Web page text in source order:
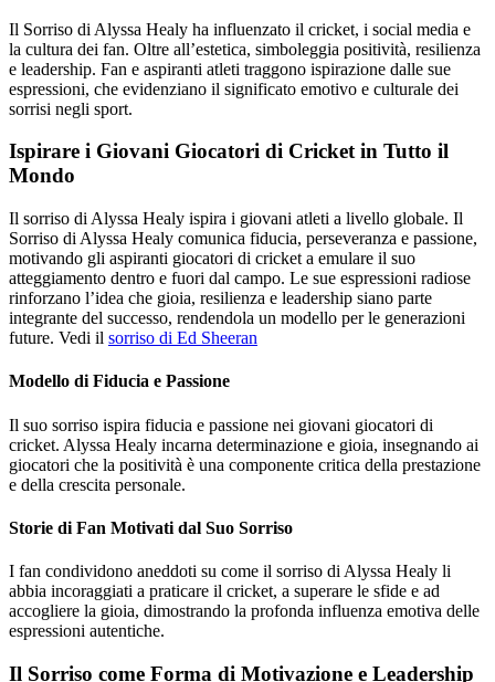
Il Sorriso di Alyssa Healy ha influenzato il cricket, i social media e
la cultura dei fan. Oltre all’estetica, simboleggia positività, resilienza
e leadership. Fan e aspiranti atleti traggono ispirazione dalle sue
espressioni, che evidenziano il significato emotivo e culturale dei
sorrisi negli sport.
Ispirare i Giovani Giocatori di Cricket in Tutto il
Mondo
Il sorriso di Alyssa Healy ispira i giovani atleti a livello globale. Il
Sorriso di Alyssa Healy comunica fiducia, perseveranza e passione,
motivando gli aspiranti giocatori di cricket a emulare il suo
atteggiamento dentro e fuori dal campo. Le sue espressioni radiose
rinforzano l’idea che gioia, resilienza e leadership siano parte
integrante del successo, rendendola un modello per le generazioni
future. Vedi il sorriso di Ed Sheeran
Modello di Fiducia e Passione
Il suo sorriso ispira fiducia e passione nei giovani giocatori di
cricket. Alyssa Healy incarna determinazione e gioia, insegnando ai
giocatori che la positività è una componente critica della prestazione
e della crescita personale.
Storie di Fan Motivati dal Suo Sorriso
I fan condividono aneddoti su come il sorriso di Alyssa Healy li
abbia incoraggiati a praticare il cricket, a superare le sfide e ad
accogliere la gioia, dimostrando la profonda influenza emotiva delle
espressioni autentiche.
Il Sorriso come Forma di Motivazione e Leadership